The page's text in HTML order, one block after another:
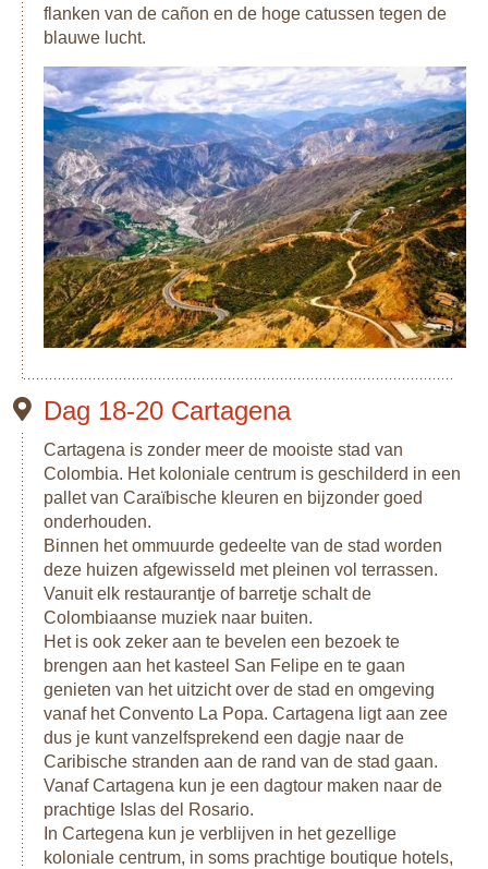
flanken van de cañon en de hoge catussen tegen de
blauwe lucht.
Dag 18-20 Cartagena
Cartagena is zonder meer de mooiste stad van
Colombia. Het koloniale centrum is geschilderd in een
pallet van Caraïbische kleuren en bijzonder goed
onderhouden.
Binnen het ommuurde gedeelte van de stad worden
deze huizen afgewisseld met pleinen vol terrassen.
Vanuit elk restaurantje of barretje schalt de
Colombiaanse muziek naar buiten.
Het is ook zeker aan te bevelen een bezoek te
brengen aan het kasteel San Felipe en te gaan
genieten van het uitzicht over de stad en omgeving
vanaf het Convento La Popa. Cartagena ligt aan zee
dus je kunt vanzelfsprekend een dagje naar de
Caribische stranden aan de rand van de stad gaan.
Vanaf Cartagena kun je een dagtour maken naar de
prachtige Islas del Rosario.
In Cartegena kun je verblijven in het gezellige
koloniale centrum, in soms prachtige boutique hotels,